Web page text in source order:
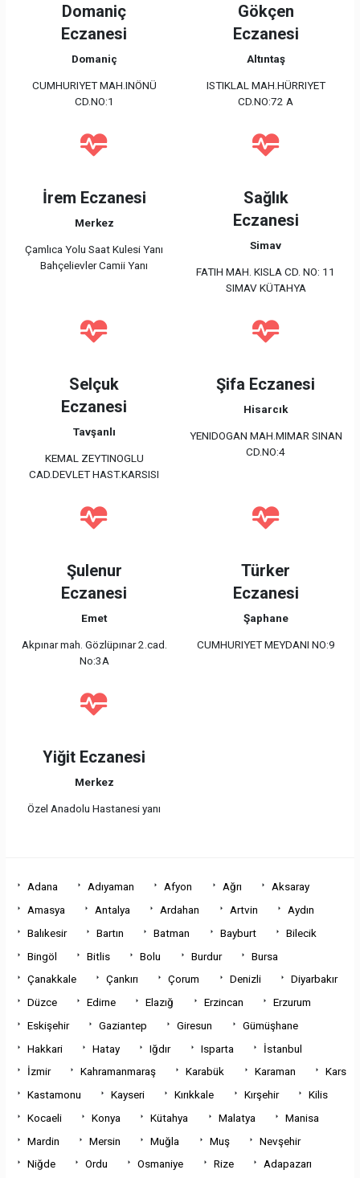
Domaniç
Eczanesi
Domaniç
CUMHURIYET MAH.INÖNÜ
CD.NO:1
Gökçen
Eczanesi
Altıntaş
ISTIKLAL MAH.HÜRRIYET
CD.NO:72 A
İrem Eczanesi
Merkez
Çamlıca Yolu Saat Kulesi Yanı
Bahçelievler Camii Yanı
Sağlık
Eczanesi
Simav
FATIH MAH. KISLA CD. NO: 11
SIMAV KÜTAHYA
Selçuk
Eczanesi
Tavşanlı
KEMAL ZEYTINOGLU
CAD.DEVLET HAST.KARSISI
Şifa Eczanesi
Hisarcık
YENIDOGAN MAH.MIMAR SINAN
CD.NO:4
Şulenur
Eczanesi
Emet
Akpınar mah. Gözlüpınar 2.cad.
No:3A
Türker
Eczanesi
Şaphane
CUMHURIYET MEYDANI NO:9
Yiğit Eczanesi
Merkez
Özel Anadolu Hastanesi yanı
Adana Adıyaman Afyon Ağrı
Aksaray
Amasya
Antalya Ardahan Artvin
Aydın
Balıkesir
Bartın Batman Bayburt
Bilecik
Bingöl
Bitlis Bolu Burdur
Bursa
Çanakkale
Çankırı Çorum Denizli
Diyarbakır
Düzce
Edirne Elazığ Erzincan
Erzurum
Eskişehir
Gaziantep Giresun
Gümüşhane
Hakkari
Hatay Iğdır Isparta
İstanbul
İzmir
Kahramanmaraş Karabük Karaman
Kars
Kastamonu
Kayseri Kırıkkale Kırşehir
Kilis
Kocaeli
Konya Kütahya Malatya
Manisa
Mardin
Mersin Muğla Muş
Nevşehir
Niğde
Ordu Osmaniye Rize Adapazarı